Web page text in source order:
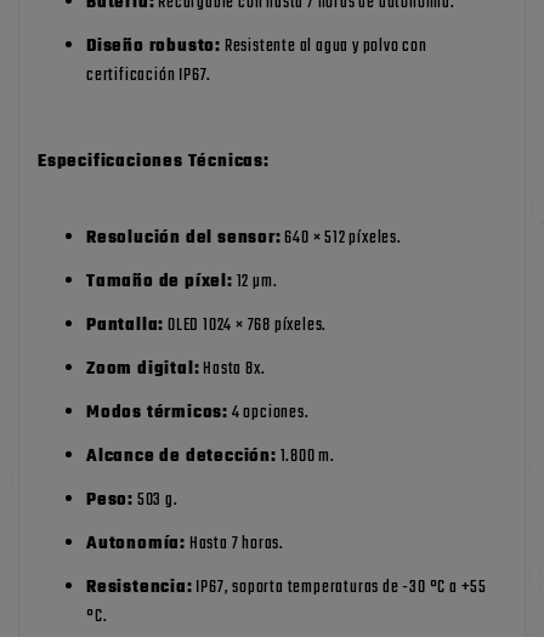
Diseño robusto: Resistente al agua y polvo con
certificación IP67.
Especificaciones Técnicas:
Resolución del sensor:640 × 512 píxeles.
Tamaño de píxel:12 µm.
Pantalla:OLED 1024 × 768 píxeles.
Zoom digital:Hasta 8x.
Modos térmicos:4 opciones.
Alcance de detección:1.800 m.
Peso:503 g.
Autonomía: Hasta 7 horas.
Resistencia:IP67, soporta temperaturas de -30 °C a +55
°C.